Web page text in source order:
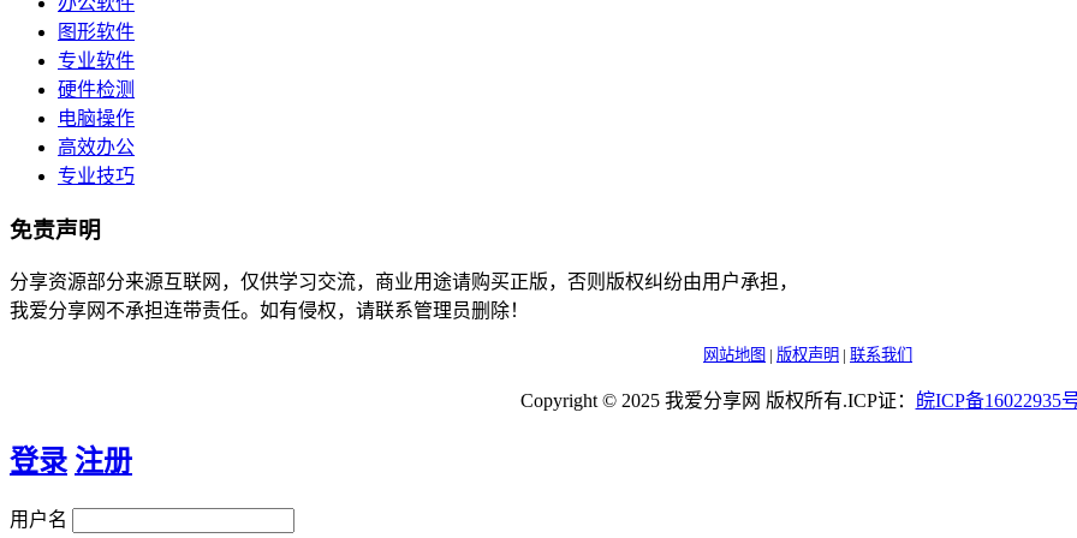
图形软件
专业软件
硬件检测
电脑操作
高效办公
专业技巧
免责声明
分享资源部分来源互联网，仅供学习交流，商业用途请购买正版，否则版权纠纷由用户承担，
我爱分享网不承担连带责任。如有侵权，请联系管理员删除！
网站地图 | 版权声明 | 联系我们
Copyright © 2025 我爱分享网 版权所有.ICP证： 皖ICP备16022935
登录 注册
用户名